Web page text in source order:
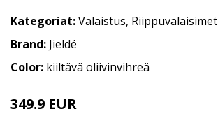
Kategoriat:Valaistus, Riippuvalaisimet
Brand: Jieldé
Color: kiiltävä oliivinvihreä
349.9 EUR